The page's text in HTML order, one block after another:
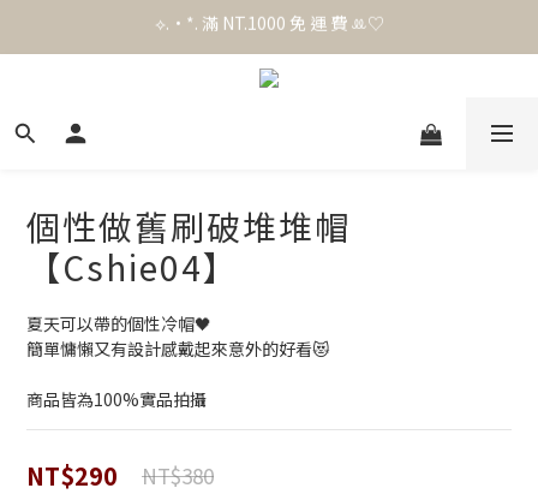
官 網 加 入 會 員 贈 50 元 購 物 金 .ᐟ.ᐟ.ᐟ
官 網 加 入 會 員 贈 50 元 購 物 金 .ᐟ.ᐟ.ᐟ
⟡.·*. 滿 NT.1000 免 運 費 ꔛ♡
個性做舊刷破堆堆帽
【Cshie04】
夏天可以帶的個性冷帽🖤
簡單慵懶又有設計感戴起來意外的好看😻
商品皆為100%實品拍攝
NT$290 NT$380